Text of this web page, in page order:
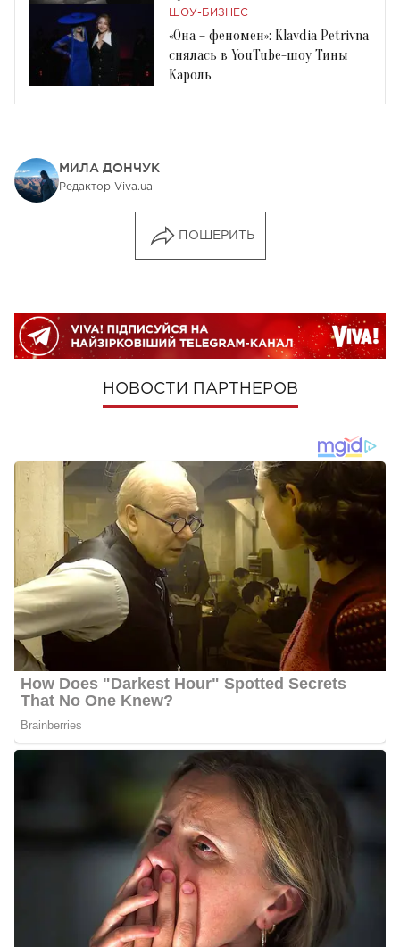
ШОУ-БИЗНЕС
«Она – феномен»: Klavdia Petrivna
снялась в YouTube-шоу Тины
Кароль
МИЛА ДОНЧУК
Редактор Viva.ua
ПОШЕРИТЬ
НОВОСТИ ПАРТНЕРОВ